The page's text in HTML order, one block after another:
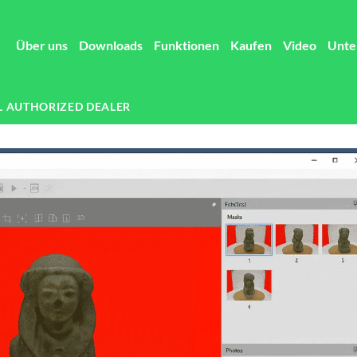
Über uns Downloads Funktionen Kaufen Video
AUTHORIZED DEALER